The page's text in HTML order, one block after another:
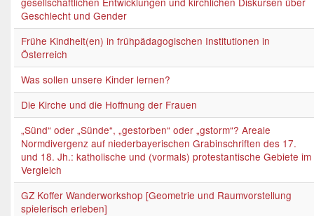
Geschlecht und Gender
Frühe Kindheit(en) in frühpädagogischen Institutionen in
Österreich
Was sollen unsere Kinder lernen?
Die Kirche und die Hoffnung der Frauen
„Sünd“ oder „Sünde“, „gestorben“ oder „gstorm“? Areale
Normdivergenz auf niederbayerischen Grabinschriften des 17.
und 18. Jh.: katholische und (vormals) protestantische Gebiete im
Vergleich
GZ Koffer Wanderworkshop [Geometrie und Raumvorstellung
spielerisch erleben]